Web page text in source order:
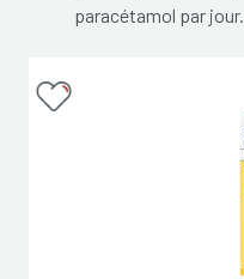
paracétamol par jour.